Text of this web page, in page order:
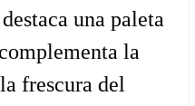
una paleta
la
frescura del